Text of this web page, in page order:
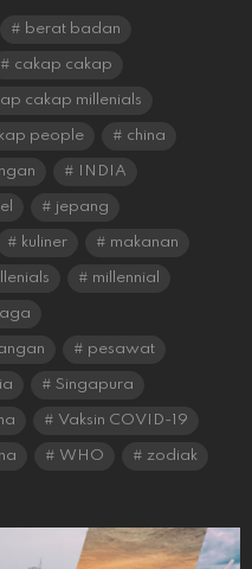
berat badan
cakap cakap
cakap millenials
people china
INDIA
jepang
kuliner makanan
millennial
pesawat
Singapura
Vaksin COVID-19
WHO zodiak